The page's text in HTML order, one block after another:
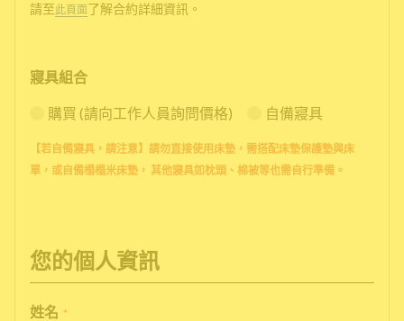
請至此頁面了解合約詳細資訊。
寢具組合
購買 (請向工作人員詢問價格) 自備寢具
【若自備寢具，請注意】請勿直接使用床墊，需搭配床墊保護墊與床
單，或自備榻榻米床墊， 其他寢具如枕頭、棉被等也需自行準備。
您的個人資訊
姓名 *